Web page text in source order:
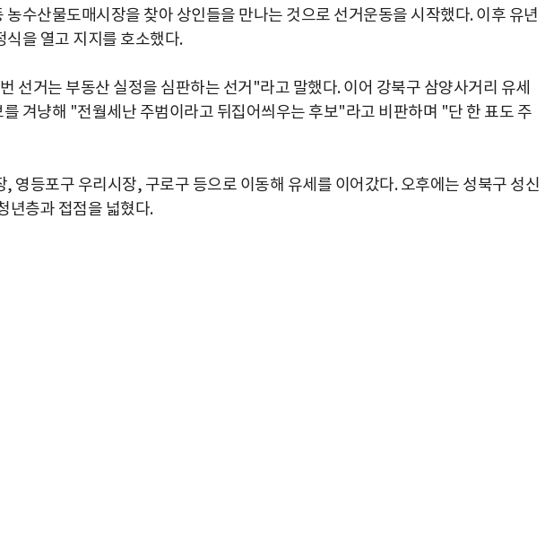
농수산물도매시장을 찾아 상인들을 만나는 것으로 선거운동을 시작했다. 이후 유년
을 열고 지지를 호소했다.
선거는 부동산 실정을 심판하는 선거"라고 말했다. 이어 강북구 삼양사거리 유세
겨냥해 "전월세난 주범이라고 뒤집어씌우는 후보"라고 비판하며 "단 한 표도 주
영등포구 우리시장, 구로구 등으로 이동해 유세를 이어갔다. 오후에는 성북구 성신
년층과 접점을 넓혔다.